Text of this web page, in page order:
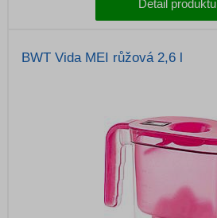
Detail produktu
BWT Vida MEI růžová 2,6 l